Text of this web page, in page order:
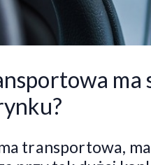
ma
transportowa, ma